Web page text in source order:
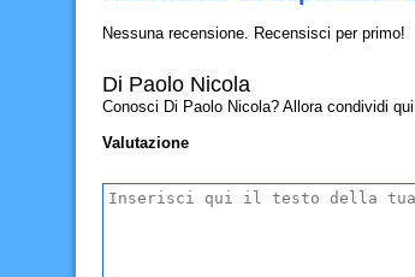
Nessuna recensione. Recensisci per primo!
Di Paolo Nicola
Conosci Di Paolo Nicola? Allora condividi
Valutazione